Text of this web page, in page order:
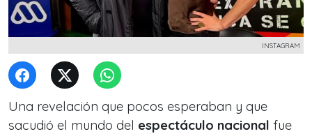
INSTAGRAM
Una revelación que pocos esperaban y que
sacudió el mundo del espectáculo nacional fue